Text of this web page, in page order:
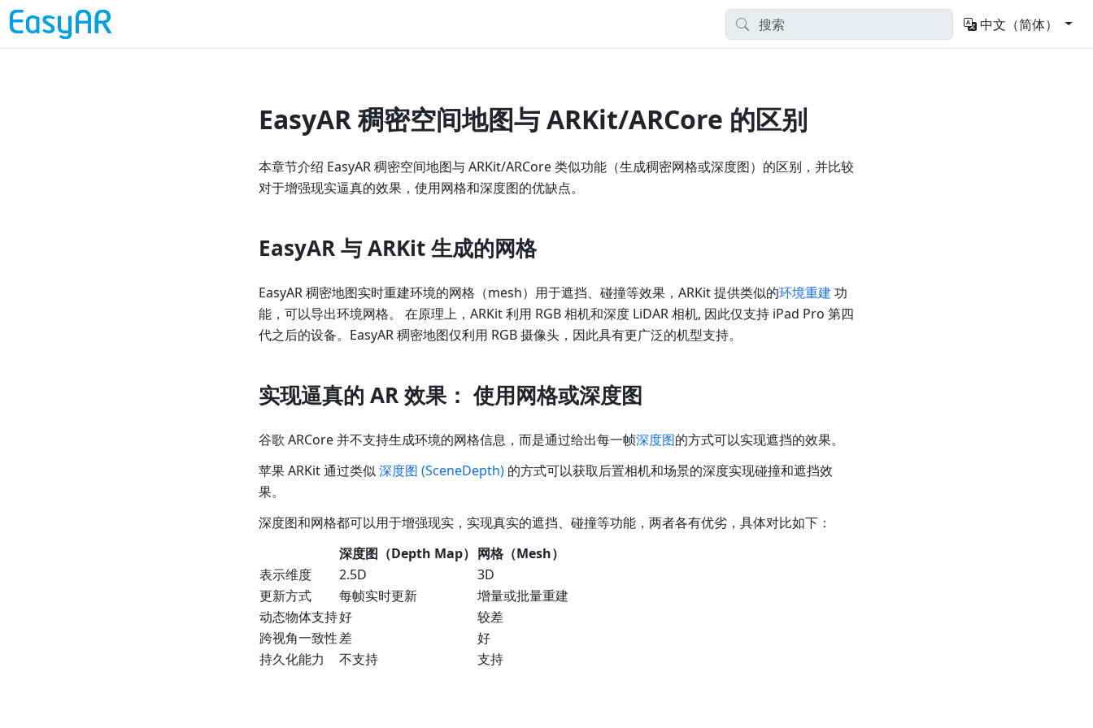
中文（简体）
EasyAR 稠密空间地图与 ARKit/ARCore 的区别
本章节介绍 EasyAR 稠密空间地图与 ARKit/ARCore 类似功能（生成稠密网格或深度图）的区别，并比较
对于增强现实逼真的效果，使用网格和深度图的优缺点。
EasyAR 与 ARKit 生成的网格
EasyAR 稠密地图实时重建环境的网格（mesh）用于遮挡、碰撞等效果，ARKit 提供类似的环境重建 功
能，可以导出环境网格。 在原理上，ARKit 利用 RGB 相机和深度 LiDAR 相机, 因此仅支持 iPad Pro 第四
代之后的设备。EasyAR 稠密地图仅利用 RGB 摄像头，因此具有更广泛的机型支持。
实现逼真的 AR 效果： 使用网格或深度图
谷歌 ARCore 并不支持生成环境的网格信息，而是通过给出每一帧深度图的方式可以实现遮挡的效果。
苹果 ARKit 通过类似深度图 (SceneDepth)的方式可以获取后置相机和场景的深度实现碰撞和遮挡效
果。
深度图和网格都可以用于增强现实，实现真实的遮挡、碰撞等功能，两者各有优劣，具体对比如下：
深度图（Depth Map） 网格（Mesh）
表示维度
2.5D
3D
更新方式
每帧实时更新
增量或批量重建
动态物体支持好
较差
跨视角一致性差
好
持久化能力
不支持 支持